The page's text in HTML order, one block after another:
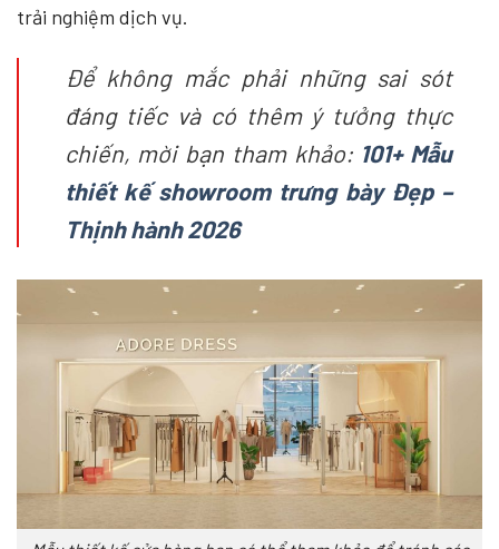
trải nghiệm dịch vụ.
Để không mắc phải những sai sót
đáng tiếc và có thêm ý tưởng thực
chiến, mời bạn tham khảo: 101+ Mẫu
thiết kế showroom trưng bày Đẹp –
Thịnh hành 2026